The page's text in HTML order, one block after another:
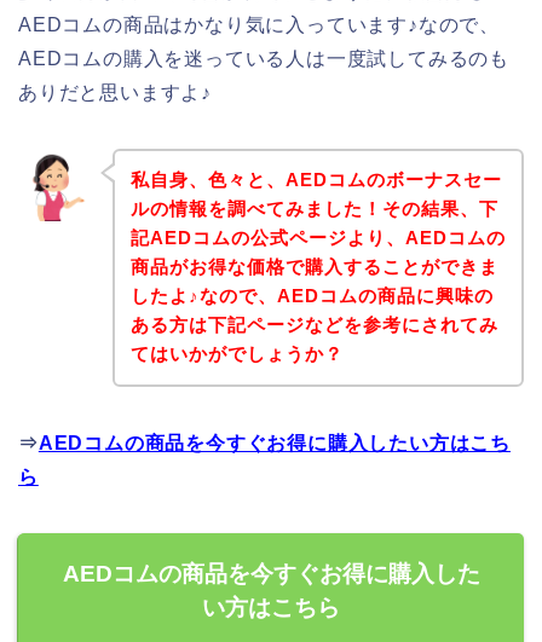
AEDコムの商品はかなり気に入っています♪なので、
AEDコムの購入を迷っている人は一度試してみるのも
ありだと思いますよ♪
私自身、色々と、AEDコムのボーナスセー
ルの情報を調べてみました！その結果、下
記AEDコムの公式ページより、AEDコムの
商品がお得な価格で購入することができま
したよ♪なので、AEDコムの商品に興味の
ある方は下記ページなどを参考にされてみ
てはいかがでしょうか？
⇒AEDコムの商品を今すぐお得に購入したい方はこち
ら
AEDコムの商品を今すぐお得に購入した
い方はこちら